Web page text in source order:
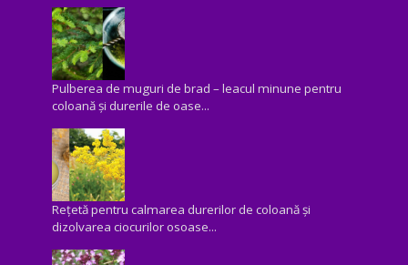
Pulberea de muguri de brad – leacul minune pentru
coloană și durerile de oase...
Rețetă pentru calmarea durerilor de coloană și
dizolvarea ciocurilor osoase...